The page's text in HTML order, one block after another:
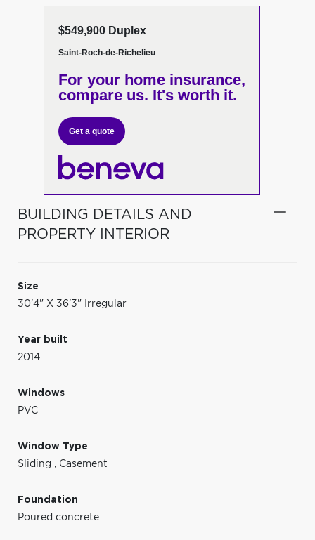
$549,900 Duplex
Saint-Roch-de-Richelieu
For your home insurance,
compare us. It's worth it.
Get a quote
BUILDING DETAILS AND
PROPERTY INTERIOR
Size
30'4" X 36'3" Irregular
Year built
2014
Windows
PVC
Window Type
Sliding , Casement
Foundation
Poured concrete